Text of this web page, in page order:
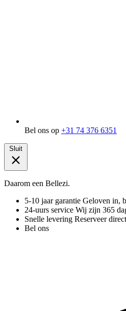
Bel ons op +31 74 376 6351
Sluit
Daarom een Bellezi.
5-10 jaar garantie Geloven in,
24-uurs service Wij zijn 365
Snelle levering Reserveer
Bel ons